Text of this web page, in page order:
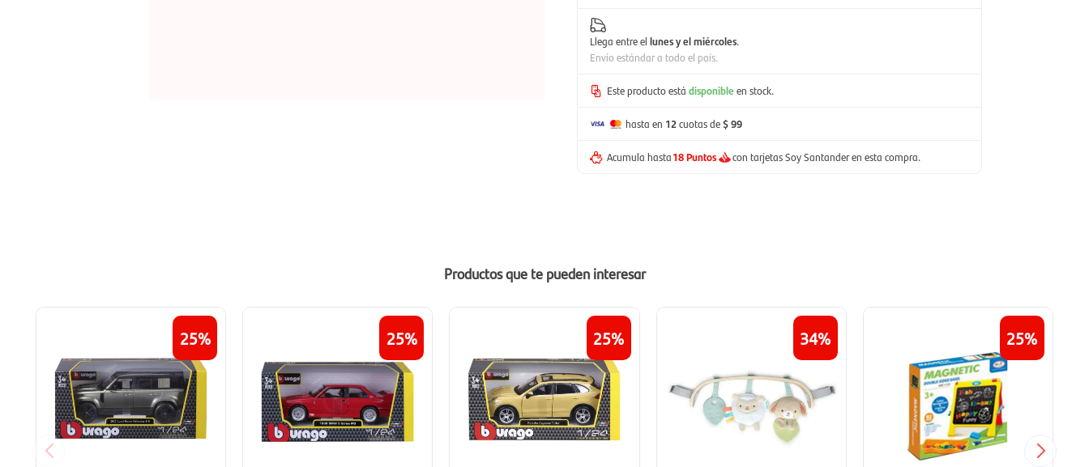
Llega entre el lunes y el miércoles.
Envío estándar a todo el país.
Este producto está disponible en stock.
hasta en 12cuotas de$ 99
Acumula hasta18 Puntos con tarjetas Soy Santander en esta compra.
Productos que te pueden interesar
25 25 25 34 25